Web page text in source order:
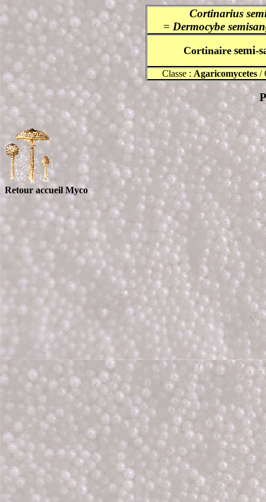
Cortinarius
= Dermocybe
Cortinaire semi-
Classe : Agaricomycetes/
Retour accueil Myco